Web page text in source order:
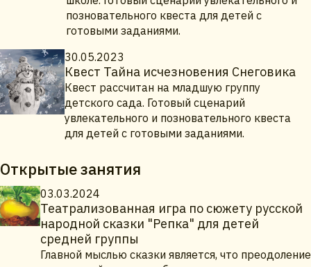
позновательного квеста для детей с
готовыми заданиями.
30.05.2023
Квест Тайна исчезновения Снеговика
Квест рассчитан на младшую группу
детского сада. Готовый сценарий
увлекательного и позновательного квеста
для детей с готовыми заданиями.
Открытые занятия
03.03.2024
Театрализованная игра по сюжету русской
народной сказки "Репка" для детей
средней группы
Главной мыслью сказки является, что преодоление